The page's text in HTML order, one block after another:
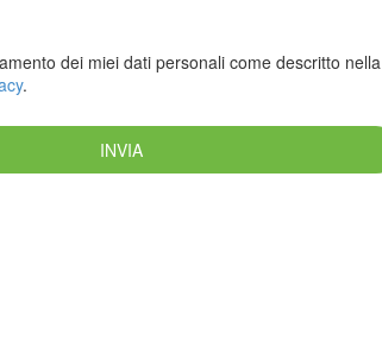
dei miei dati personali come descritto nella
.